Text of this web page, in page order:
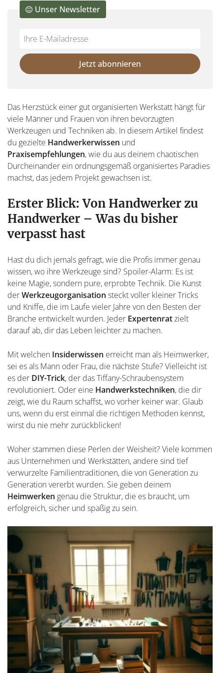
Do
fill
this
Unser Newsletter
*Ihre
Mailadresse:
Jetzt abonnieren
Das Herzstück einer gut organisierten Werkstatt hängt für
viele Männer und Frauen von ihren bevorzugten
Werkzeugen und Techniken ab. In diesem Artikel findest
du gezielte Handwerkerwissen und
Praxisempfehlungen, wie du aus deinem chaotischen
Durcheinander ein ordnungsgemäß organisiertes Paradies
machst, das jedem Projekt gewachsen ist.
Erster Blick: Von Handwerker zu
Handwerker – Was du bisher
verpasst hast
Hast du dich jemals gefragt, wie die Profis immer genau
wissen, wo ihre Werkzeuge sind? Spoiler-Alarm: Es ist
keine Magie, sondern pure, erprobte Technik. Die Kunst
derWerkzeugorganisation steckt voller kleiner Tricks
und Kniffe, die im Laufe vieler Jahre von den Besten der
Branche entwickelt wurden. Jeder Expertenratzielt
darauf ab, dir das Leben leichter zu machen.
Mit welchen Insiderwissen erreicht man als Heimwerker,
sei es als Mann oder Frau, die nächste Stufe? Vielleicht ist
es der DIY-Trick, der das Tiffany-Schraubensystem
revolutioniert. Oder eine Handwerkstechniken, die dir
zeigt, wie du Raum schaffst, wo vorher keiner war. Glaub
uns, wenn du erst einmal die richtigen Methoden kennst,
wirst du nie mehr zurückblicken!
Woher stammen diese Perlen der Weisheit? Viele kommen
aus Unternehmen und Werkstätten, andere sind tief
verwurzelte Familientraditionen, die von Generation zu
Generation vererbt wurden. Sie geben deinem
Heimwerken genau die Struktur, die es braucht, um
erfolgreich, sicher und spaßig zu sein.